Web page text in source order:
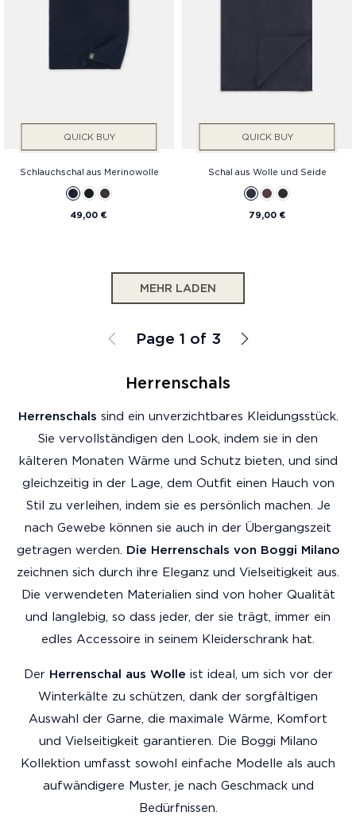
QUICK BUY
Schlauchschal aus Merinowolle
49,00 €
QUICK BUY
Schal aus Wolle und Seide
79,00 €
MEHR LADEN
Page 1 of 3
Herrenschals
Herrenschals sind ein unverzichtbares Kleidungsstück.
Sie vervollständigen den Look, indem sie in den
kälteren Monaten Wärme und Schutz bieten, und sind
gleichzeitig in der Lage, dem Outfit einen Hauch von
Stil zu verleihen, indem sie es persönlich machen. Je
nach Gewebe können sie auch in der Übergangszeit
getragen werden. Die Herrenschals von Boggi Milano
zeichnen sich durch ihre Eleganz und Vielseitigkeit aus.
Die verwendeten Materialien sind von hoher Qualität
und langlebig, so dass jeder, der sie trägt, immer ein
edles Accessoire in seinem Kleiderschrank hat.
Der Herrenschal aus Wolle ist ideal, um sich vor der
Winterkälte zu schützen, dank der sorgfältigen
Auswahl der Garne, die maximale Wärme, Komfort
und Vielseitigkeit garantieren. Die Boggi Milano
Kollektion umfasst sowohl einfache Modelle als auch
aufwändigere Muster, je nach Geschmack und
Bedürfnissen.